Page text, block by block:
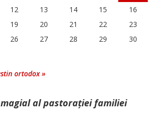
12 13 14 15
16
19 20 21 22
23
26 27 28 29
30
ortodox »
al pastorației familiei